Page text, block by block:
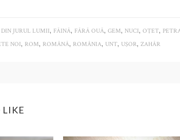
DIN JURUL LUMII, FĂINĂ, FĂRĂ OUĂ, GEM, NUCI, OŢET,
NOI, ROM, ROMÂNĂ, ROMÂNIA, UNT, UŞOR, ZAHĂR
LIKE